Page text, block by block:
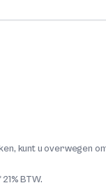
kunt u overwegen
BTW.